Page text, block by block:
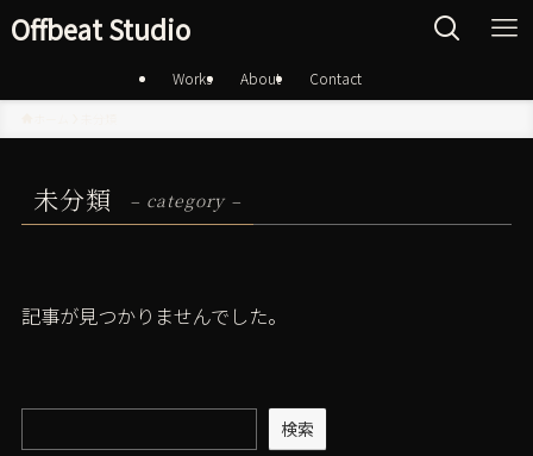
Offbeat Studio
Works About Contact
未分類 – category –
記事が見つかりませんでした。
検索